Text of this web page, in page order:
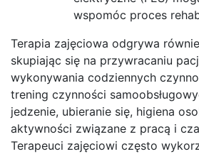
wspomóc proces
Terapia zajęciowa odgrywa
skupiając się na przywracaniu
wykonywania codziennych
trening czynności
jedzenie, ubieranie się, higiena
aktywności związane z pracą i
Terapeuci zajęciowi często